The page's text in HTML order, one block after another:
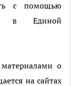
с помощью
в Единой
о
на сайтах